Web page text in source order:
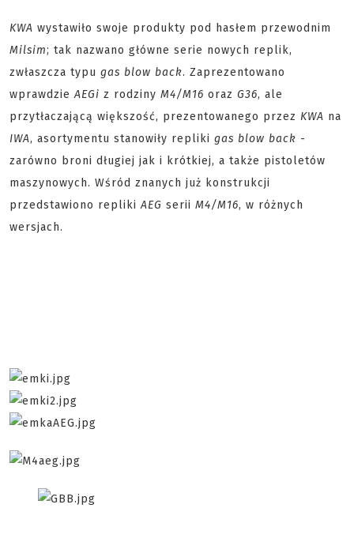
KWA wystawiło swoje produkty pod hasłem przewodnim
Milsim; tak nazwano główne serie nowych replik,
zwłaszcza typu gas blow back. Zaprezentowano
wprawdzie AEGi z rodziny M4/M16 oraz G36, ale
przytłaczającą większość, prezentowanego przez KWA na
IWA, asortymentu stanowiły repliki gas blow back -
zarówno broni długiej jak i krótkiej, a także pistoletów
maszynowych. Wśród znanych już konstrukcji
przedstawiono replikiAEG serii M4/M16, w różnych
wersjach.